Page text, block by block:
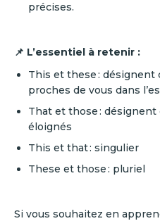
précises.
📌 L’essentiel à retenir :
This et these : désignent
proches de vous dans
That et those : désignent
éloignés
This et that : singulier
These et those : pluriel
Si vous souhaitez en